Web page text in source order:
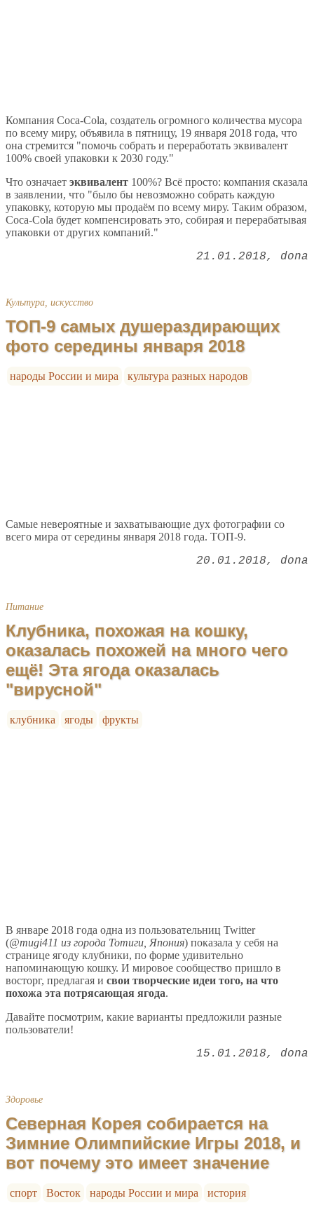
Компания Coca-Cola, создатель огромного количества мусора
по всему миру, объявила в пятницу, 19 января 2018 года, что
она стремится "помочь собрать и переработать эквивалент
100% своей упаковки к 2030 году."
Что означает эквивалент 100%? Всё просто: компания сказала
в заявлении, что "было бы невозможно собрать каждую
упаковку, которую мы продаём по всему миру. Таким образом,
Coca-Cola будет компенсировать это, собирая и перерабатывая
упаковки от других компаний."
21.01.2018 dona
Культура, искусство
ТОП-9 самых душераздирающих
фото середины января 2018
народы России и мира культура разных народов
Самые невероятные и захватывающие дух фотографии со
всего мира от середины января 2018 года. ТОП-9.
20.01.2018 dona
Питание
Клубника, похожая на кошку,
оказалась похожей на много чего
ещё! Эта ягода оказалась
"вирусной"
клубника ягоды фрукты
В январе 2018 года одна из пользовательниц Twitter
(@mugi411 из города Тотиги, Япония) показала у себя на
странице ягоду клубники, по форме удивительно
напоминающую кошку. И мировое сообщество пришло в
восторг, предлагая и свои творческие идеи того, на что
похожа эта потрясающая ягода.
Давайте посмотрим, какие варианты предложили разные
пользователи!
15.01.2018 dona
Здоровье
Северная Корея собирается на
Зимние Олимпийские Игры 2018, и
вот почему это имеет значение
спорт Восток народы России и мира история